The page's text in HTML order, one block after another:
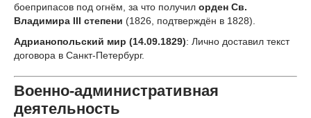
боеприпасов под огнём, за что получил орден Св.
Владимира III степени (1826, подтверждён в 1828).
Адрианопольский мир (14.09.1829): Лично доставил текст
договора в Санкт-Петербург.
Военно-административная
деятельность